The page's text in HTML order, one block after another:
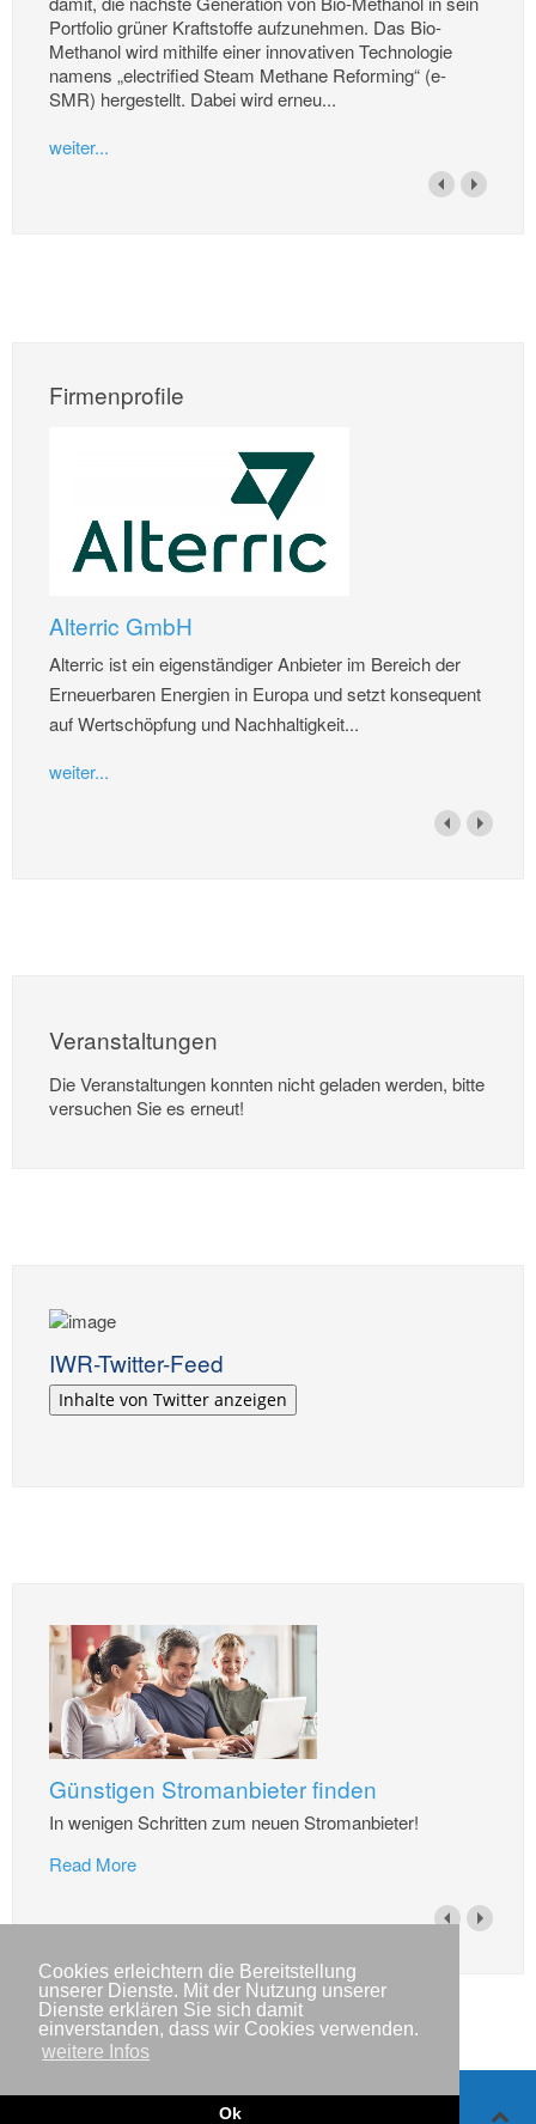
Cookies erleichtern die Bereitstellung
unserer Dienste. Mit der Nutzung unserer
Dienste erklären Sie sich damit
einverstanden, dass wir Cookies verwenden.
weitere Infos
Ok
Portfolio grüner Kraftstoffe aufzunehmen. Das Bio-
Methanol wird mithilfe einer innovativen Technologie
namens „electrified Steam Methane Reforming“ (e-
SMR) hergestellt. Dabei wird erneu...
weiter...
Firmenprofile
Alterric GmbH
Alterric ist ein eigenständiger Anbieter im Bereich der
Erneuerbaren Energien in Europa und setzt konsequent
auf Wertschöpfung und Nachhaltigkeit...
weiter...
Veranstaltungen
Die Veranstaltungen konnten nicht geladen werden, bitte
versuchen Sie es erneut!
IWR-Twitter-Feed
Inhalte von Twitter anzeigen
Günstigen Stromanbieter finden
In wenigen Schritten zum neuen Stromanbieter!
Read More